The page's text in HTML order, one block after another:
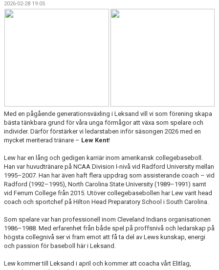
2026-02-28 19:05
Med en pågående generationsväxling i Leksand vill vi som förening skapa
bästa tänkbara grund för våra unga förmågor att växa som spelare och
individer. Därför förstärker vi ledarstaben inför säsongen 2026 med en
mycket meriterad tränare – Lew Kent!
Lew har en lång och gedigen karriär inom amerikansk collegebaseboll.
Han var huvudtränare på NCAA Division I-nivå vid Radford University mellan
1995–2007. Han har även haft flera uppdrag som assisterande coach – vid
Radford (1992–1995), North Carolina State University (1989–1991) samt
vid Ferrum College från 2015. Utöver collegebasebollen har Lew varit head
coach och sportchef på Hilton Head Preparatory School i South Carolina.
Som spelare var han professionell inom Cleveland Indians organisationen
1986–1988. Med erfarenhet från både spel på proffsnivå och ledarskap på
högsta collegnivå ser vi fram emot att få ta del av Lews kunskap, energi
och passion för baseboll här i Leksand.
Lew kommer till Leksand i april och kommer att coacha vårt Elitlag,